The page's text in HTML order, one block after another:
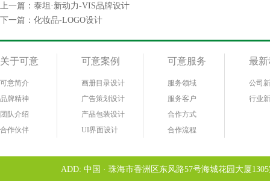
上一篇： 泰坦·新动力-VIS品牌设计
下一篇： 化妆品-LOGO设计
关于可意
可意简介
品牌精神
团队介绍
合作伙伴
可意案例
画册目录设计
广告策划设计
产品包装设计
UI界面设计
可意服务
服务领域
服务客户
合作方式
合作流程
最
公司
行业
ADD: 中国 · 珠海市香洲区东风路57号海城花园大厦